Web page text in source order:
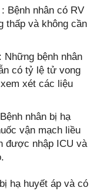
Bệnh nhân có RV
thấp và không cần
Những bệnh nhân
có tỷ lệ tử vong
xét các liệu
nhân bị hạ
vận mạch liều
được nhập ICU và
hạ huyết áp và có